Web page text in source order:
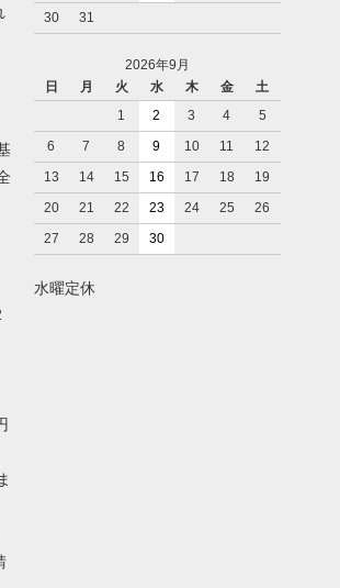
30
31
2026年9月
日
月 火 水 木 金
土
1
2 3 4
5
6
7 8 9 10 11
12
13
14 15 16 17 18
19
20
21 22 23 24 25
26
27
28 29 30
水曜定休